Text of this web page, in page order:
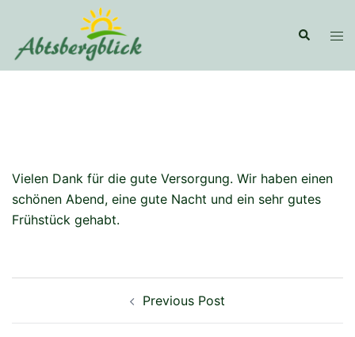
content
Search
Vielen Dank für die gute Versorgung. Wir haben einen
schönen Abend, eine gute Nacht und ein sehr gutes
Frühstück gehabt.
Previous Post